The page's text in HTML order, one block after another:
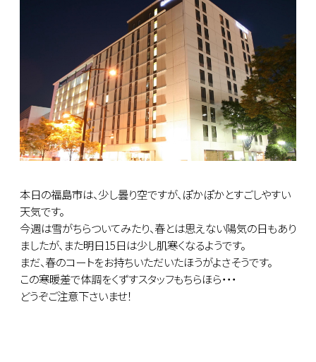
本日の福島市は、少し曇り空ですが、ぽかぽかとすごしやすい
天気です。
今週は雪がちらついてみたり、春とは思えない陽気の日もあり
ましたが、また明日15日は少し肌寒くなるようです。
まだ、春のコートをお持ちいただいたほうがよさそうです。
この寒暖差で体調をくずすスタッフもちらほら・・・
どうぞご注意下さいませ！